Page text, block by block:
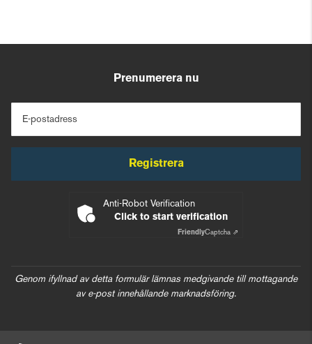
Prenumerera nu
E-postadress
Registrera
Anti-Robot Verification
Click to start verification
FriendlyCaptcha ⇗
Genom ifyllnad av detta formulär lämnas medgivande till mottagande
av e-post innehållande marknadsföring.